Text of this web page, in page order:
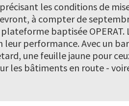
les conditions de
à compter de
baptisée
leur performance. Avec un
une feuille jaune pour
les bâtiments en route -